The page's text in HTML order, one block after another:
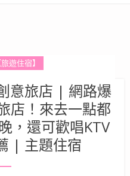
旅遊住宿】
意旅店 | 網路爆
店！來去一點都
，還可歡唱KTV
| 主題住宿